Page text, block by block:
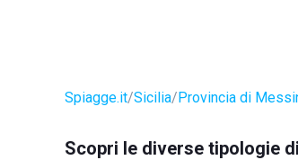
Spiagge.it Sicilia Provincia di
Scopri le diverse tipologie